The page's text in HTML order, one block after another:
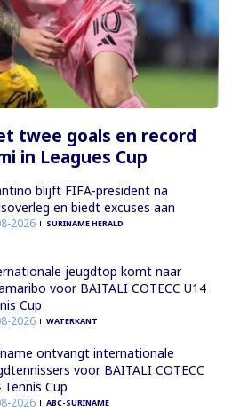
twee goals en record
in Leagues Cup
blijft FIFA-president na
en biedt excuses aan
2026 SURINAME HERALD
jeugdtop komt naar
voor BAITALI COTECC U14
Cup
2026 WATERKANT
ontvangt internationale
voor BAITALI COTECC
Tennis Cup
2026 ABC-SURINAME